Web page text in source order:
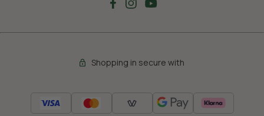
Shopping in secure with